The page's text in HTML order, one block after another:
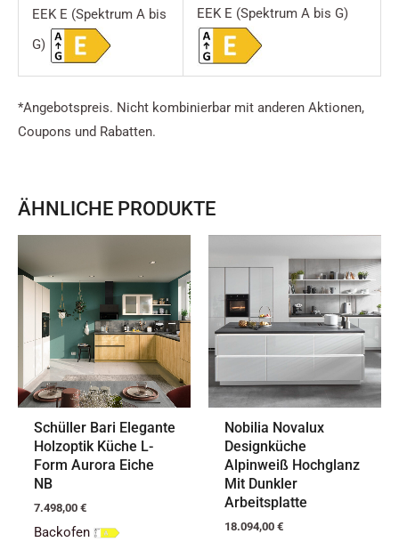
EEK E (Spektrum A bis
G)
EEK E (Spektrum A bis G)
*Angebotspreis. Nicht kombinierbar mit anderen Aktionen,
Coupons und Rabatten.
ÄHNLICHE PRODUKTE
Schüller Bari Elegante
Holzoptik Küche L-
Form Aurora Eiche
NB
7.498,00 €
Backofen
Nobilia Novalux
Designküche
Alpinweiß Hochglanz
Mit Dunkler
Arbeitsplatte
18.094,00 €